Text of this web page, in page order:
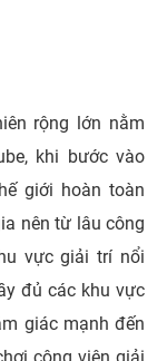
rộng lớn nằm
khi bước vào
giới hoàn toàn
nên từ lâu công
vực giải trí nổi
đủ các khu vực
giác mạnh đến